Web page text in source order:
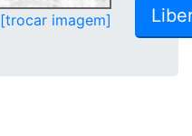
[trocar imagem]